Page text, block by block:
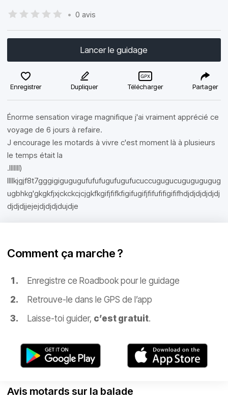
• 0 avis
Lancer le guidage
Enregistrer Dupliquer Télécharger Partager
Énorme sensation virage magnifique j'ai vraiment apprécié ce
voyage de 6 jours à refaire.
J encourage les motards à vivre c'est moment là à plusieurs
le temps était la
.lllllll)
llllkjgjf8t7gggigigugugufufufugufugufucuccugugucugugugugug
ugbhkg'gkgkfjxjckckcjcjgkfkgifjfifkfigifugifjfifufifigififhdjdjdjdjdjdj
djdjdjjejejdjdjdjdujdje
Comment ça marche ?
Enregistre ce Roadbook pour le guidage
Retrouve-le dans le GPS de l’app
Laisse-toi guider, c’est gratuit.
Avis motards sur la balade